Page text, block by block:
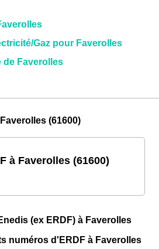
Gaz pour Faverolles
de Faverolles
(61600)
à Faverolles (61600)
(ex ERDF) à Faverolles
numéros d'ERDF à Faverolles